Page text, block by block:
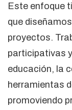
Este enfoque
que
proyectos.
participativas
educación, la
herramientas
promoviendo